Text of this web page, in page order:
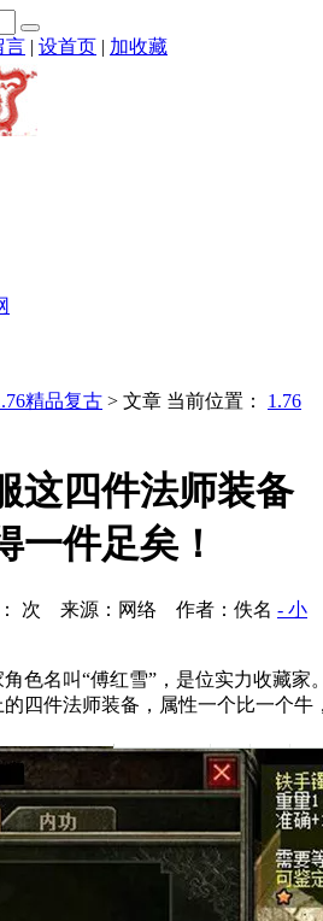
言 | 设首页 | 加收藏
精品复古 > 文章 当前位置： 1.76
这四件法师装备
一件足矣！
次 来源：网络 作者：佚名 - 小
色名叫“傅红雪”，是位实力收藏家
四件法师装备，属性一个比一个牛